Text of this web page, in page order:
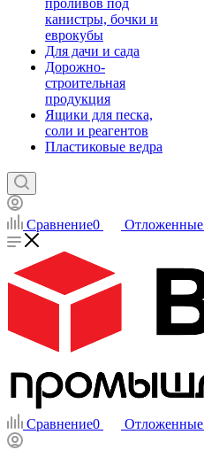
проливов под
канистры, бочки и
еврокубы
Для дачи и сада
Дорожно-
строительная
продукция
Ящики для песка,
соли и реагентов
Пластиковые ведра
Сравнение0 Отложенные
Сравнение0 Отложенные